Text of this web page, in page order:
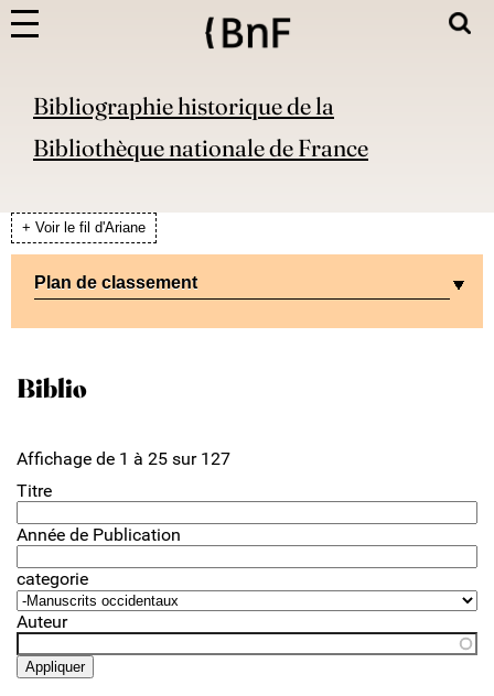
Bibliographie historique de la
Bibliothèque nationale de France
+ Voir le fil d'Ariane
Plan de classement
Biblio
Affichage de 1 à 25 sur 127
Titre
Année de Publication
categorie
Auteur